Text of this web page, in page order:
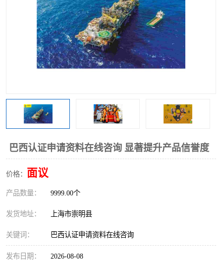
巴西认证申请资料在线咨询 显著提升产品信誉度
价格： 面议
产品数量： 9999.00个
发货地址： 上海市崇明县
关键词： 巴西认证申请资料在线咨询
发布日期： 2026-08-08